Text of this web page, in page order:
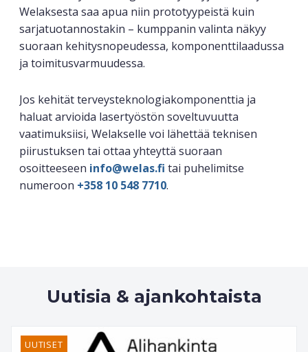
Welaksesta saa apua niin prototyypeistä kuin
sarjatuotannostakin – kumppanin valinta näkyy
suoraan kehitysnopeudessa, komponenttilaadussa
ja toimitusvarmuudessa.
Jos kehität terveysteknologiakomponenttia ja
haluat arvioida lasertyöstön soveltuvuutta
vaatimuksiisi, Welakselle voi lähettää teknisen
piirustuksen tai ottaa yhteyttä suoraan
osoitteeseen info@welas.fi tai puhelimitse
numeroon +358 10 548 7710.
Uutisia & ajankohtaista
UUTISET